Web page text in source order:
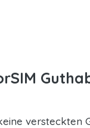
versteckten